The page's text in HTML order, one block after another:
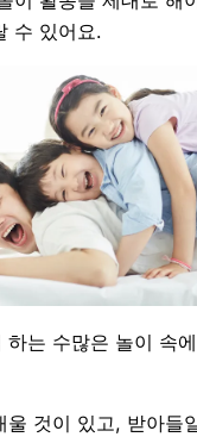
수 있어요.
하는 수많은 놀이 속
울 것이 있고, 받아들